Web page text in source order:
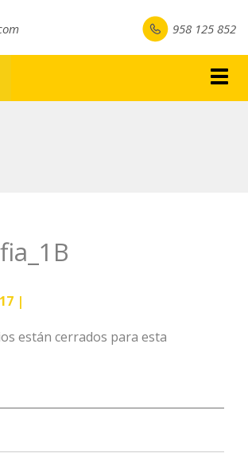
958 125 852
|
están cerrados para esta